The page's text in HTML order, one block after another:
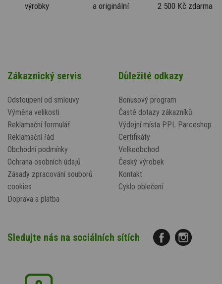
výrobky
a originální
2 500 Kč zdarma
Zákaznický servis
Odstoupení od smlouvy
Výměna velikosti
Reklamační formulář
Reklamační řád
Obchodní podmínky
Ochrana osobních údajů
Zásady zpracování souborů
cookies
Doprava a platba
Důležité odkazy
Bonusový program
Časté dotazy zákazníků
Výdejní místa PPL Parceshop
Certifikáty
Velkoobchod
Český výrobek
Kontakt
Cyklo oblečení
Sledujte nás na sociálních sítích